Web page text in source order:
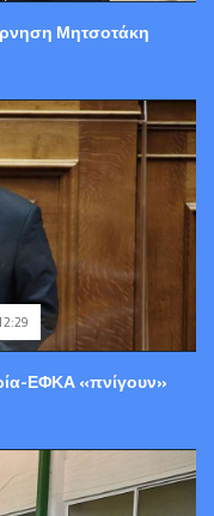
Μητσοτάκη
ΕΦΚΑ «πνίγουν»